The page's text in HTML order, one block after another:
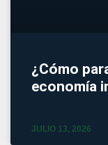
¿Cómo
economía
JULIO 13, 2026